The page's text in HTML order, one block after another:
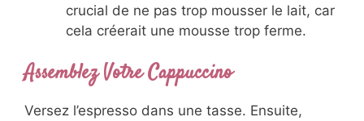
crucial de ne pas trop mousser le lait, car
cela créerait une mousse trop ferme.
Assemblez Votre Cappuccino
Versez l’espresso dans une tasse. Ensuite,